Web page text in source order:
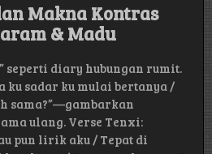
Makna Kontras
& Madu
seperti diary hubungan rumit.
ku sadar ku mulai bertanya /
sama?”—gambarkan
ulang. Verse Tenxi:
pun lirik aku / Tepat di